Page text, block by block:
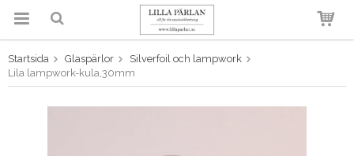
Produkten har blivit tillagd i
Startsida Glaspärlor
Silverfoil och lampwork
Lila lampwork-kula,30mm